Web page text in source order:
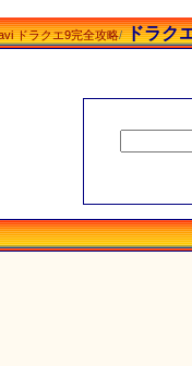
ドラクエ9完全攻略/ドラク